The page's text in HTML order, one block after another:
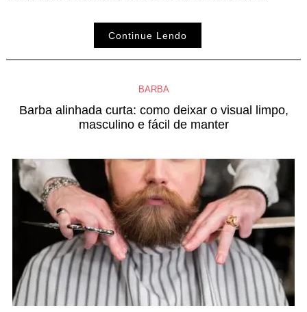
Continue Lendo
BARBA
Barba alinhada curta: como deixar o visual limpo,
masculino e fácil de manter